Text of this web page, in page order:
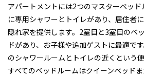
アパートメントには2つのマスターベッ
に専用シャワーとトイレがあり、居住者
隠れ家を提供します。2室目と3室目のベ
ドがあり、お子様や追加ゲストに最適で
のシャワールームとトイレの近くという
すべてのベッドルームはクイーンベッド